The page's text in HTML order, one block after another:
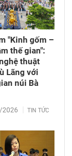
"Kinh gốm –
thế gian":
thuật
Lãng với
núi Bà
TIN TỨC